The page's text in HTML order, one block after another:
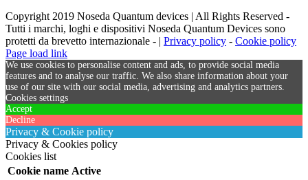
Copyright 2019 Noseda Quantum devices | All Rights Reserved -
Tutti i marchi, loghi e dispositivi Noseda Quantum Devices sono
protetti da brevetto internazionale - | Privacy policy - Cookie policy
Page load link
We use cookies to personalise content and ads, to provide social media
features and to analyse our traffic. We also share information about your
use of our site with our social media, advertising and analytics partners.
Cookies settings
Accept
Decline
Privacy & Cookie policy
Privacy & Cookies policy
Cookies list
Cookie name Active